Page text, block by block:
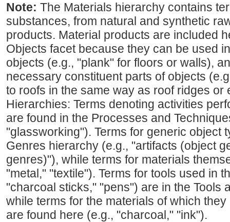
Note: The Materials hierarchy contains
substances, from natural and synthetic
products. Material products are included
Objects facet because they can be used
objects (e.g., "plank" for floors or walls),
necessary constituent parts of objects
to roofs in the same way as roof ridges or
Hierarchies: Terms denoting activities
are found in the Processes and
"glassworking"). Terms for generic object
Genres hierarchy (e.g., "artifacts (object
genres)"), while terms for materials
"metal," "textile"). Terms for tools used in
"charcoal sticks," "pens") are in the Tools
while terms for the materials of which
are found here (e.g., "charcoal," "ink").